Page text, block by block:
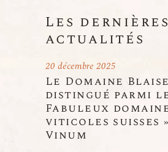
Les dernières
actualités
Le Domaine
distingué parmi
Fabuleux
viticoles suisses
Vinum
20 décembre 2025